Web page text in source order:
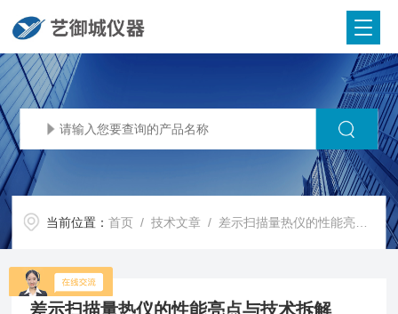
当前位置：首页 /技术文章 / 差示扫描量热仪的性能亮点与技术拆解
差示扫描量热仪的性能亮点与技术拆解